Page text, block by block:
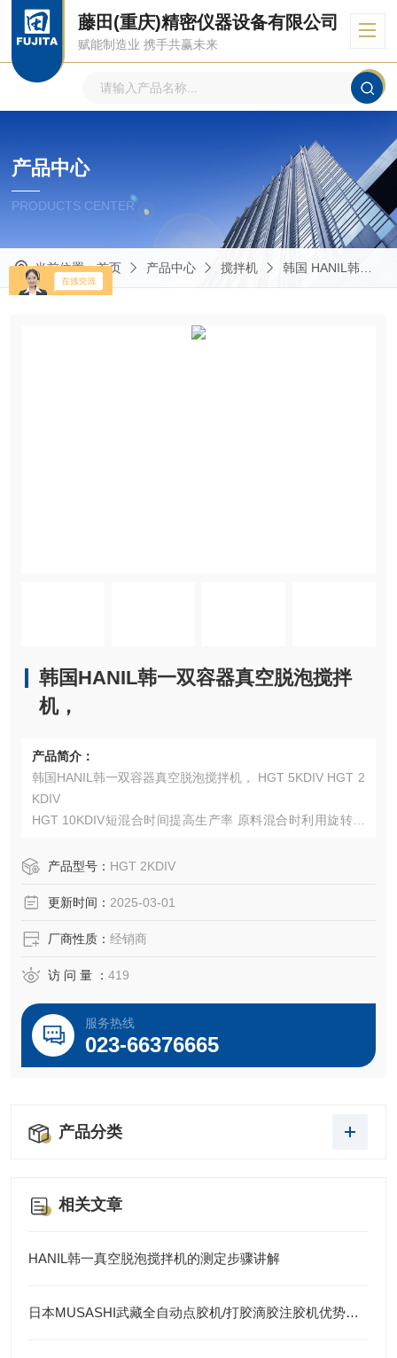
藤田(重庆)精密仪器设备有限公司
赋能制造业 携手共赢未来
产品中心
PRODUCTS CENTER
当前位置：首页 产品中心 搅拌机 韩国 HANIL韩一
韩国HANIL韩一双容器真空脱泡搅拌
机，
产品简介：
韩国HANIL韩一双容器真空脱泡搅拌机， HGT 5KDIV HGT 2
KDIV
HGT 10KDIV短混合时间提高生产率 原料混合时利用旋转力
产品型号： HGT 2KDIV
更新时间： 2025-03-01
厂商性质： 经销商
访 问 量 ： 419
服务热线
023-66376665
产品分类
相关文章
HANIL韩一真空脱泡搅拌机的测定步骤讲解
日本MUSASHI武藏全自动点胶机/打胶滴胶注胶机优势及应用